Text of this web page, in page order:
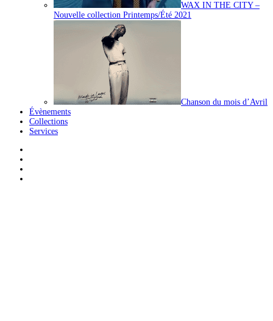
WAX IN THE CITY –
Nouvelle collection Printemps/Été 2021
Chanson du mois d’Avril
Évènements
Collections
Services